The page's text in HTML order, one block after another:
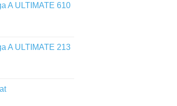
A ULTIMATE 610
A ULTIMATE 213